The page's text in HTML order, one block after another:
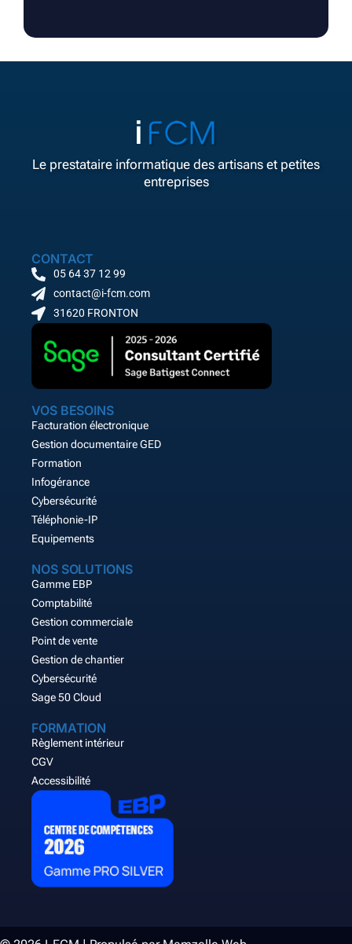
Le prestataire informatique des artisans et petites
entreprises
CONTACT
05 64 37 12 99
contact@i-fcm.com
31620 FRONTON
VOS BESOINS
Facturation électronique
Gestion documentaire GED
Formation
Infogérance
Cybersécurité
Téléphonie-IP
Equipements
NOS SOLUTIONS
Gamme EBP
Comptabilité
Gestion commerciale
Point de vente
Gestion de chantier
Cybersécurité
Sage 50 Cloud
FORMATION
Règlement intérieur
CGV
Accessibilité